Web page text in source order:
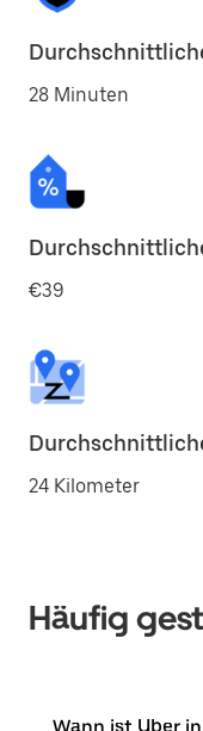
28 Minuten
€39
24 Kilometer
Häufig